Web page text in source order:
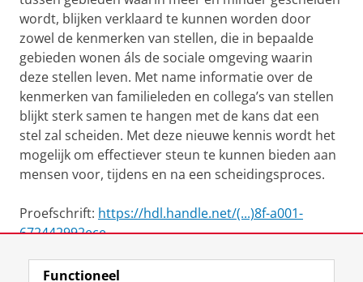
wordt, blijken verklaard te kunnen worden door
zowel de kenmerken van stellen, die in bepaalde
gebieden wonen áls de sociale omgeving waarin
deze stellen leven. Met name informatie over de
kenmerken van familieleden en collega’s van stellen
blijkt sterk samen te hangen met de kans dat een
stel zal scheiden. Met deze nieuwe kennis wordt het
mogelijk om effectiever steun te kunnen bieden aan
mensen voor, tijdens en na een scheidingsproces.
Proefschrift: https://hdl.handle.net/(...)8f-a001-
672442992ece
View this page in:English
Functioneel